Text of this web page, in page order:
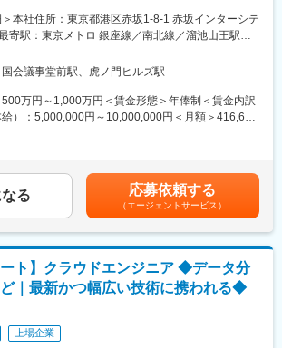
事例：
カーにおけるマーケティング トランスフォーメーシ
び実行支援
るデジタルマーケティング組織及びオペレーショ
始した組織風土改革“Project PRIDE”により、有給取
女性比率も30.4％へ増加。離職率が半減し、残業時
が進んでいます。制度面では「18時以降の会議原則
プライベートともに充実させ、生産性向上を生む
用を奨励する等の意識向上に繋がっています。
社の定める業務
等大手toC企業へのご支援も多数
モート×フルフレックス×残業抑制施策×有給取得率
き方◎
いて：
向上のために、“どうしたら売れるのか”だけでな
新しい顧客体験を提供できるのか”という点でサービ
ーザーとのあらゆるタッチポイントを捉え、構想か
るべき未来」を設計し、ユーザーの心を動かす体
ていきます。
めとする新しいテクノロジーとの関係性も視野に
感的で寄り添う体験を構築します。
内容>
＞本社住所：東京都港区赤坂1-8-1 赤坂インターシテ
寄駅：東京メトロ 銀座線／南北線／溜池山王駅受
屋内全面禁煙変更の範囲：会社の定める事業所（リ
む）
会議事堂前駅、虎ノ門ヒルズ駅
500万円～1,000万円＜賃金形態＞年俸制＜賃金内訳
給）：5,000,000円～10,000,000円＜月額＞416,666
等賃金はあくまでも目安の金額であり、選考を通
可能性があります。月給(月額)は固定手当を含めた表
る 応募依頼する
（エージェントサービス）
ート】クラウドエンジニア ◆データ分
｜最新かつ幅広い技術に携われる◆
上場企業